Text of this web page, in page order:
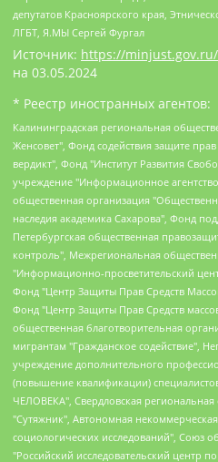
депутатов Красноярского края,
ЛГБТ, Я.МЫ Сергей Фургал
Источник: https://
на 03.05.2024
* Реестр иностранных агентов:
Калининградская региональная общественная организация "Экозащита!-Женсовет", Фонд содействия защите прав и свобод граждан "Общественный вердикт", Фонд "Институт Развития Свободы Информации", Частное учреждение "Информационное агентство МЕМО. РУ", Региональная общественная организация "Общественная комиссия по сохранению наследия академика Сахарова", Фонд поддержки свободы прессы, Санкт-Петербургская общественная правозащитная организация "Гражданский контроль", Межрегиональная общественная организация "Информационно-просветительский центр "Мемориал", Региональный Фонд "Центр Защиты Прав Средств Массовой Информации", с 05.12.2023 Фонд "Центр Защиты Прав Средств массовой информации", Региональная общественная благотворительная организация помощи беженцам и мигрантам "Гражданское содействие", Негосударственное образовательное учреждение дополнительного профессионального образования (повышение квалификации) специалистов "АКАДЕМИЯ ПО ПРАВАМ ЧЕЛОВЕКА", Свердловская региональная общественная организация "Сутяжник", Автономная некоммерческая организация "Центр независимых социологических исследований", Союз общественных объединений "Российский исследовательский центр по правам человека", Региональное общественное учреждение научно-информационный центр "МЕМОРИАЛ", Некоммерческая организация "Фонд защиты гласности", Автономная некоммерческая организация "Институт прав человека", Городская общественная организация "Екатеринбургское общество "МЕМОРИАЛ", Городская общественная организация "Рязанское историко-просветительское и правозащитное общество "Мемориал" (Рязанский Мемориал), Челябинский региональный орган общественной самодеятельности – женское общественное объединение "Женщины Евразии", Челябинский региональный орган общественной самодеятельности "Уральская правозащитная группа", Фонд содействия защите здоровья и социальной справедливости имени Андрея Рылькова, Автономная Некоммерческая Организация "Аналитический Центр Юрия Левады", Автономная некоммерческая организация социальной поддержки населения "Проект Апрель", Региональная общественная организация помощи женщинам и детям, находящимся в кризисной ситуации "Информационно-методический центр "Анна", Фонд содействия развитию массовых коммуникаций и правовому просвещению "Так-так-Так", Фонд содействия устойчивому развитию "Серебряная тайга", Свердловский региональный общественный фонд социальных проектов "Новое время", "Idel.Реалии", Кавказ.Реалии, Крым.Реалии, Телеканал Настоящее Время, Татаро-башкирская служба Радио Свобода (Azatliq Radiosi), Радио Свободная Европа/Радио Свобода (PCE/PC), "Сибирь.Реалии", "Фактограф", Благотворительный фонд помощи осужденным и их семьям, Автономная некоммерческая организация "Институт глобализации и социальных движений", Фонд "В защиту прав заключенных", Частное учреждение "Центр поддержки и содействия развитию средств массовой информации", Пензенский региональный общественный благотворительный фонд "Гражданский союз", "Север.Реалии", Некоммерческая организация Фонд "Правовая инициатива", Общество с ограниченной ответственностью "Радио Свободная Европа/Радио Свобода", Чешское информационное агентство "MEDIUM-ORIENT", Красноярская региональная общественная организация "Мы против СПИДа", Камалягин Денис Николаевич, Маркелов Сергей Евгеньевич, Пономарев Лев Александрович, Савицкая Людмила Алексеевна, Автономная некоммерческая организация "Центр по работе с проблемой насилия "НАСИЛИЮ.НЕТ", Межрегиональный профессиональный союз работников здравоохранения "Альянс врачей", Юридическое лицо, зарегистрированное в Латвийской Республике, SIA "Medusa Project" (регистрационный номер 40103797863, дата регистрации 10.06.2014), Некоммерческая организация "Фонд по борьбе с коррупцией", Автономная некоммерческая организация "Институт права и публичной политики", Баданин Роман Сергеевич, Гликин Максим Александрович, Железнова Мария Михайловна, Лукьянова Юлия Сергеевна, Маетная Елизавета Витальевна, Маняхин Петр Борисович, Чуракова Ольга Владимировна, Ярош Юлия Петровна, Юридическое лицо "The Insider SIA", зарегистрированное в Риге, Латвийская Республика (дата регистрации 26.06.2015), являющееся администратором доменного имени интернет-издания "The Insider SIA", https://theins.ru, Постернак Алексей Евгеньевич, Рубин Михаил Аркадьевич, Анин Роман Александрович, Юридическое лицо Istories fonds, зарегистрированное в Латвийской Республике (регистрационный номер 50008295751, дата регистрации 24.02.2020), Великовский Дмитрий Александрович, Долинина Ирина Николаевна, Мароховская Алеся Алексеевна, Шлейнов Роман Юрьевич, Шмагун Олеся Валентиновна, Общество с ограниченной ответственностью "Альтаир 2021", Общество с ограниченной ответственностью "Вега 2021", Общество с ограниченной ответственностью "Главный редактор 2021", Общество с ограниченной ответственностью "Ромашки монолит", Важенков Артем Валерьевич, Ивановская областная общественная организация "Центр гендерных исследований", Гурман Юрий Альбертович, Медиапроект "ОВД-Инфо", Егоров Владимир Владимирович, Жилинский Владимир Александрович, Общество с ограниченной ответственностью "ЗП", Иванова София Юрьевна, Карезина Инна Павловна, Кильтау Екатерина Викторовна, Петров Алексей Викторович, Пискунов Сергей Евгеньевич, Смирнов Сергей Сергеевич, Тихонов Михаил Сергеевич, Общество с ограниченной ответственностью "ЖУРНАЛИСТ-ИНОСТРАННЫЙ АГЕНТ", Арапова Галина Юрьевна, Вольтская Татьяна Анатольевна, Американская компания "Mason G.E.S. Anonymous Foundation" (США), являющаяся